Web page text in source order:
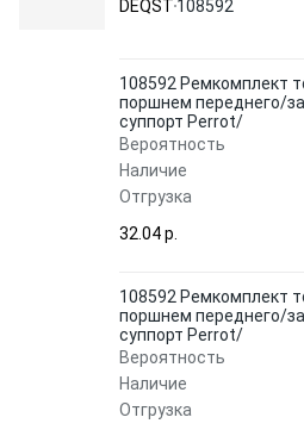
DEQST
DEQST 108592
108592 Ремкомплект
поршнем переднего/
суппорт Perrot/
Вероятность
Наличие
Отгрузка
32.04 p.
108592 Ремкомплект
поршнем переднего/
суппорт Perrot/
Вероятность
Наличие
Отгрузка